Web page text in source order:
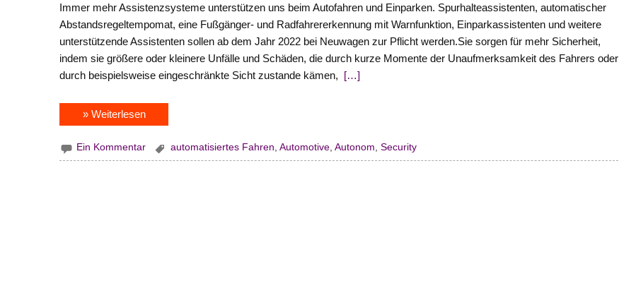
Immer mehr Assistenzsysteme unterstützen uns beim Autofahren und Einparken. Spurhalteassistenten, automatischer
Abstandsregeltempomat, eine Fußgänger- und Radfahrererkennung mit Warnfunktion, Einparkassistenten und weitere
unterstützende Assistenten sollen ab dem Jahr 2022 bei Neuwagen zur Pflicht werden.Sie sorgen für mehr Sicherheit,
indem sie größere oder kleinere Unfälle und Schäden, die durch kurze Momente der Unaufmerksamkeit des Fahrers oder
durch beispielsweise eingeschränkte Sicht zustande kämen, […]
» Weiterlesen
Ein Kommentar automatisiertes Fahren, Automotive, Autonom, Security